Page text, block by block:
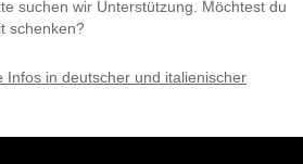
suchen wir Unterstützung. Möchtest du
schenken?
Infos in deutscher und italienischer